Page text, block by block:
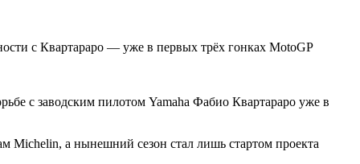
с Квартараро — уже в первых трёх гонках MotoGP
с заводским пилотом Yamaha Фабио Квартараро уже в
Michelin, а нынешний сезон стал лишь стартом проекта